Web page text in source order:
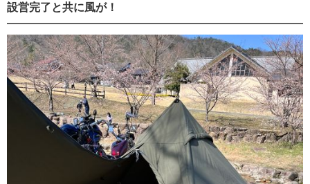
設営完了と共に風が！